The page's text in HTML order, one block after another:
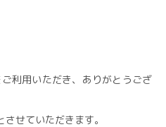
利用いただき、ありがとうござ
せていただきます。